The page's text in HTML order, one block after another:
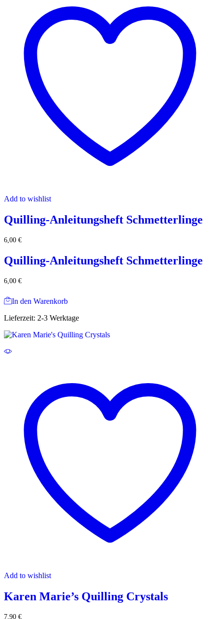
Add to wishlist
Quilling-Anleitungsheft Schmetterlinge
6,00 €
Quilling-Anleitungsheft Schmetterlinge
6,00 €
In den Warenkorb
Lieferzeit: 2-3 Werktage
Add to wishlist
Karen Marie’s Quilling Crystals
7,90 €